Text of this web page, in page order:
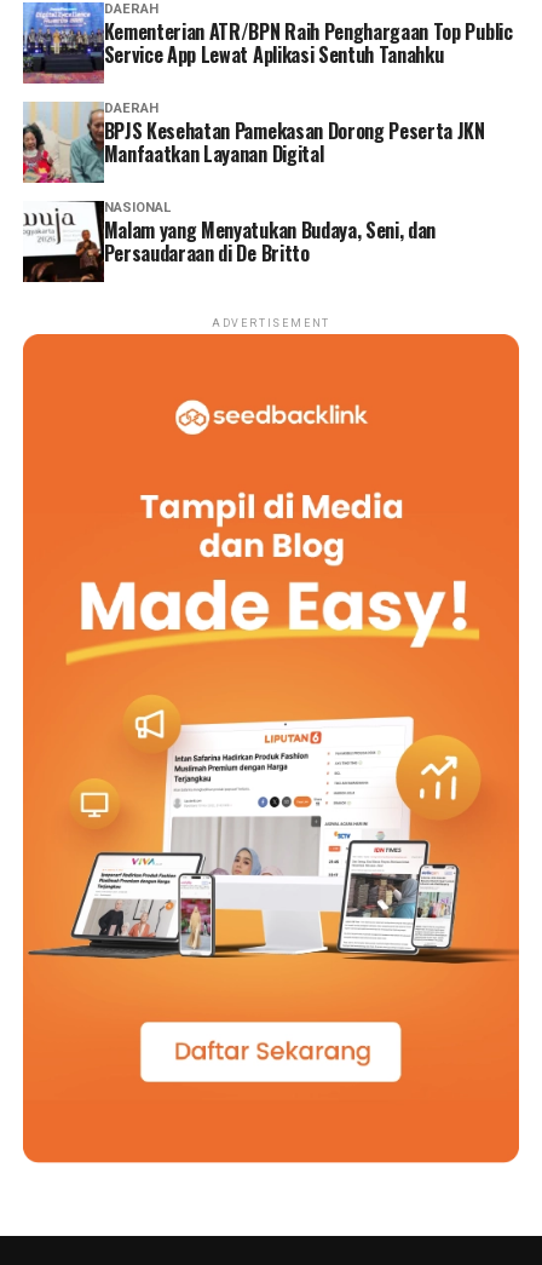
DAERAH
Kementerian ATR/BPN Raih Penghargaan Top Public
Service App Lewat Aplikasi Sentuh Tanahku
DAERAH
BPJS Kesehatan Pamekasan Dorong Peserta JKN
Manfaatkan Layanan Digital
NASIONAL
Malam yang Menyatukan Budaya, Seni, dan
Persaudaraan di De Britto
ADVERTISEMENT